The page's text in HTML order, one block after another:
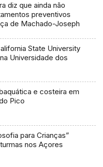
diz que ainda não
preventivos
de Machado-Joseph
State University
Universidade dos
e costeira em
Pico
para Crianças”
nos Açores